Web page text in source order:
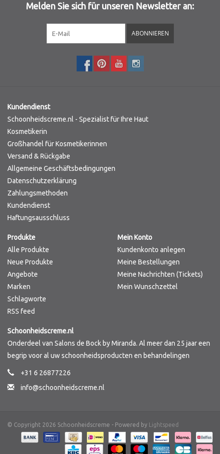
Melden Sie sich für unseren Newsletter an:
ABONNIEREN
Kundendienst
Schoonheidscreme.nl - Spezialist für Ihre Haut
Kosmetikerin
Großhandel für Kosmetikerinnen
Versand & Rückgabe
Allgemeine Geschäftsbedingungen
Datenschutzerklärung
Zahlungsmethoden
Kundendienst
Haftungsausschluss
Produkte
Alle Produkte
Neue Produkte
Angebote
Marken
Schlagworte
RSS feed
Mein Konto
Kundenkonto anlegen
Meine Bestellungen
Meine Nachrichten (Tickets)
Mein Wunschzettel
Schoonheidscreme.nl
Onderdeel van Salons de Bock by Miranda. Al meer dan 25 jaar een
begrip voor al uw schoonheidsproducten en behandelingen
+31 6 26877226
info@schoonheidscreme.nl
© Copyright 2026 Schoonheidscreme - Powered by Lightspeed